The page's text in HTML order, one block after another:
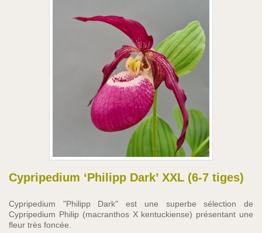
Cypripedium ‘Philipp Dark’ XXL (6-7 tiges)
Cypripedium "Philipp Dark" est une superbe sélection de
Cypripedium Philip (macranthos X kentuckiense) présentant une
fleur très foncée.